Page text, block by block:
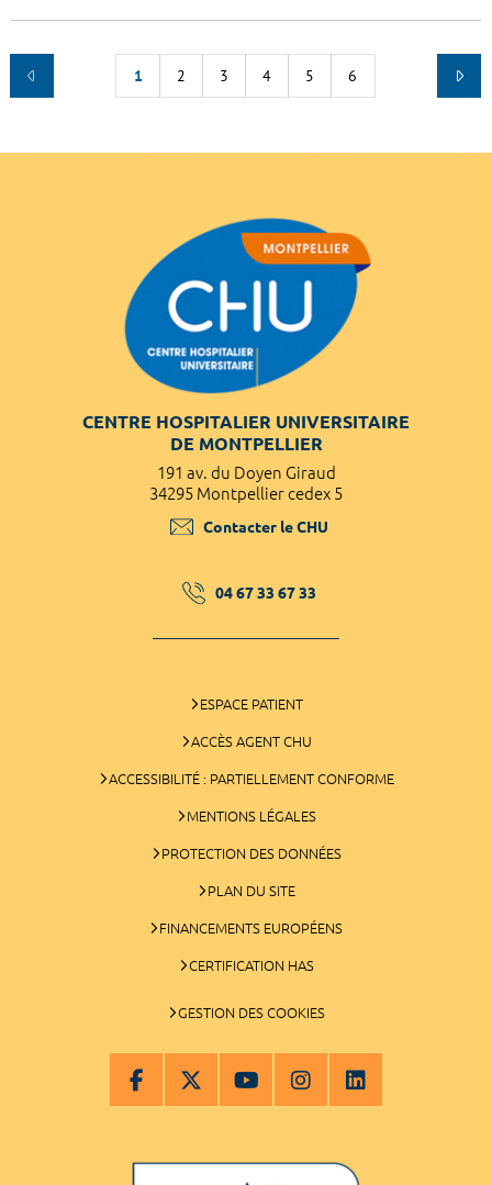
1 2 3 4 5 6
CENTRE HOSPITALIER UNIVERSITAIRE
DE MONTPELLIER
191 av. du Doyen Giraud
34295 Montpellier cedex 5
Contacter le CHU
04 67 33 67 33
ESPACE PATIENT
ACCÈS AGENT CHU
ACCESSIBILITÉ : PARTIELLEMENT CONFORME
MENTIONS LÉGALES
PROTECTION DES DONNÉES
PLAN DU SITE
FINANCEMENTS EUROPÉENS
CERTIFICATION HAS
GESTION DES COOKIES